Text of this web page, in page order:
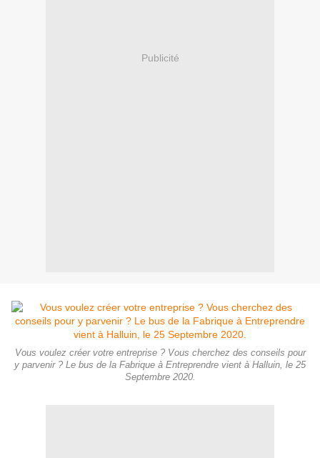
Publicité
Vous voulez créer votre entreprise ? Vous cherchez des conseils pour
y parvenir ? Le bus de la Fabrique à Entreprendre vient à Halluin, le 25
Septembre 2020.